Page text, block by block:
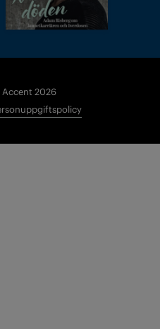
2026